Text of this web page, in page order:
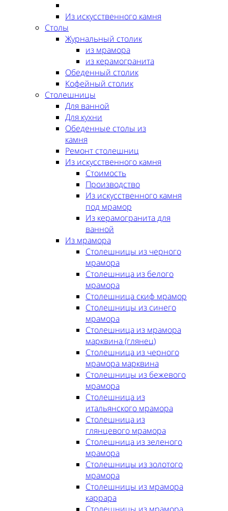
Из искусственного камня
Столы
Журнальный столик
из мрамора
из керамогранита
Обеденный столик
Кофейный столик
Столешницы
Для ванной
Для кухни
Обеденные столы из
камня
Ремонт столешниц
Из искусственного камня
Стоимость
Производство
Из искусственного камня
под мрамор
Из керамогранита для
ванной
Из мрамора
Столешницы из черного
мрамора
Столешница из белого
мрамора
Столешница скиф мрамор
Столешницы из синего
мрамора
Столешница из мрамора
марквина (глянец)
Столешница из черного
мрамора марквина
Столешницы из бежевого
мрамора
Столешница из
итальянского мрамора
Столешница из
глянцевого мрамора
Столешница из зеленого
мрамора
Столешницы из золотого
мрамора
Столешницы из мрамора
каррара